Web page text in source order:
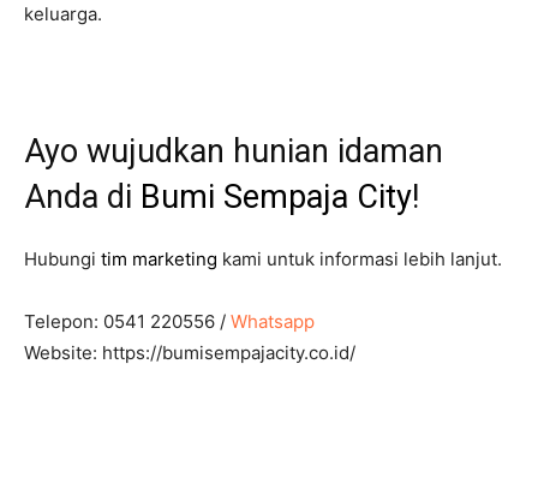
keluarga.
Ayo wujudkan hunian idaman
Anda di Bumi Sempaja City!
Hubungi tim marketing kami untuk informasi lebih lanjut.
Telepon: 0541 220556 / Whatsapp
Website: https://bumisempajacity.co.id/